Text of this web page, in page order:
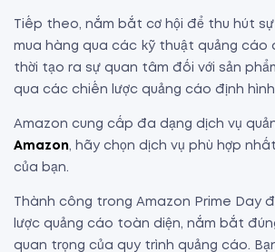
Tiếp theo, nắm bắt cơ hội để thu hút sự
mua hàng qua các kỹ thuật quảng cáo
thời tạo ra sự quan tâm đối với sản
qua các chiến lược quảng cáo định
Amazon cung cấp đa dạng dịch vụ
Amazon, hãy chọn dịch vụ phù hợp
của bạn.
Thành công trong Amazon Prime Day
lược quảng cáo toàn diện, nắm bắt
quan trọng của quy trình quảng cáo.